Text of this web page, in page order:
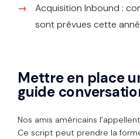
Acquisition Inbound :
sont prévues cette
Mettre en place
guide
Nos amis américains
Ce script peut prendre la